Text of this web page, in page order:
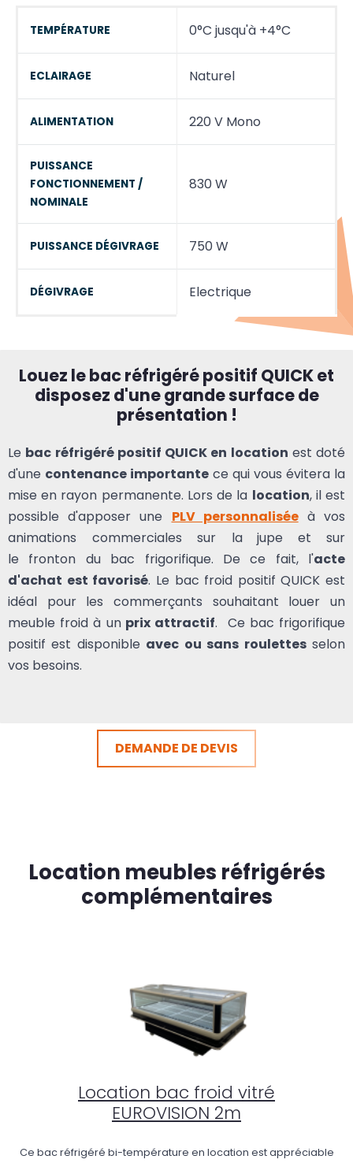
TEMPÉRATURE 0°C jusqu'à +4°C
ECLAIRAGE Naturel
ALIMENTATION 220 V Mono
PUISSANCE
FONCTIONNEMENT /
NOMINALE
830 W
PUISSANCE DÉGIVRAGE 750 W
DÉGIVRAGE Electrique
Louez le bac réfrigéré positif QUICK et
disposez d'une grande surface de
présentation !
Le bac réfrigéré positif QUICK en location est doté
d'une contenance importante ce qui vous évitera la
mise en rayon permanente. Lors de la location, il est
possible d'apposer une PLV personnaliséeà vos
animations commerciales sur la
jupe
et sur
le fronton du bac frigorifique. De ce fait, l'acte
d'achat est favorisé. Le bac froid positif QUICK est
idéal pour les commerçants souhaitant louer un
meuble froid à unprix attractif. Ce bac frigorifique
positif est disponible avec ou sans roulettesselon
vos besoins.
DEMANDE DE DEVIS
Location meubles réfrigérés
complémentaires
Location bac froid vitré
EUROVISION 2m
Ce bac réfrigéré bi-température en location est appréciable